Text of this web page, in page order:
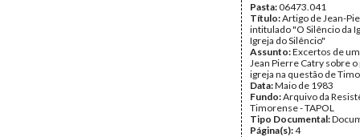
Pasta:06473.041
Título:Artigo de Jean-
intitulado "O Silêncio da
Igreja do Silêncio"
Assunto:Excertos de
Jean Pierre Catry sobre o
igreja na questão de
Data:Maio de 1983
Fundo:Arquivo da
Timorense - TAPOL
Tipo Documental:
Página(s):4